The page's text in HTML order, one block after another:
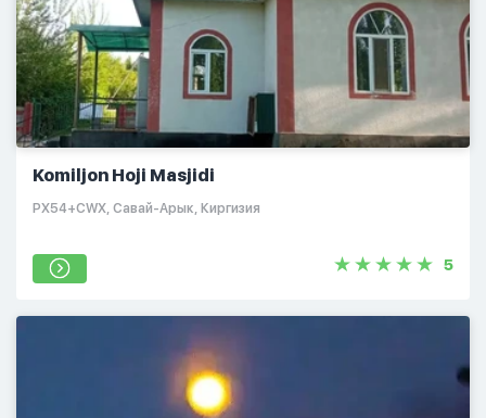
Komiljon Hoji Masjidi
PX54+CWX, Савай-Арык, Киргизия
5